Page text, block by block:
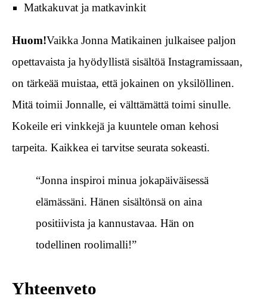
Matkakuvat ja matkavinkit
Huom!Vaikka Jonna Matikainen julkaisee paljon
opettavaista ja hyödyllistä sisältöä Instagramissaan,
on tärkeää muistaa, että jokainen on yksilöllinen.
Mitä toimii Jonnalle, ei välttämättä toimi sinulle.
Kokeile eri vinkkejä ja kuuntele oman kehosi
tarpeita. Kaikkea ei tarvitse seurata sokeasti.
“Jonna inspiroi minua jokapäiväisessä
elämässäni. Hänen sisältönsä on aina
positiivista ja kannustavaa. Hän on
todellinen roolimalli!”
Yhteenveto